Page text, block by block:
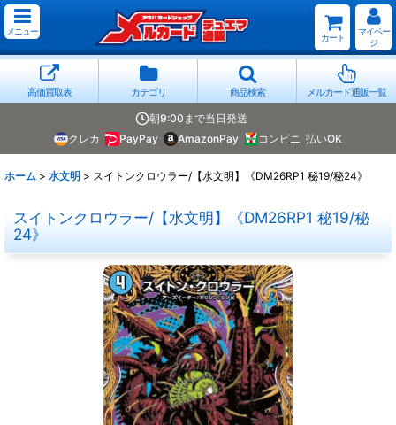
メニュー
カート
マイペー
ジ
高価買取表 カテゴリ 商品検索 メルカード通販一覧
朝9:00まで当日発送
クレカ
PayPay AmazonPay コンビニ 払いOK
ホーム > 水文明 > スイトンクロウラー/【水文明】《DM26RP1 秘19/秘24》
スイトンクロウラー/【水文明】《DM26RP1 秘19/秘
24》